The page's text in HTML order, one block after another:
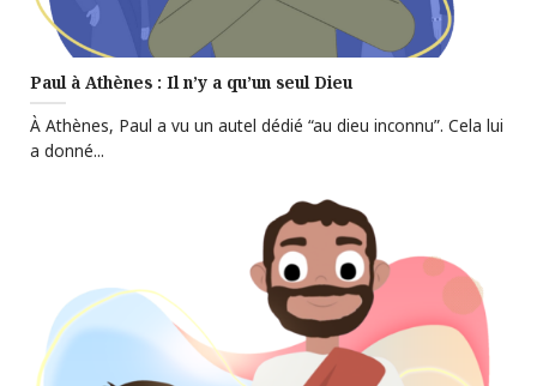
Paul à Athènes : Il n’y a qu’un seul Dieu
À Athènes, Paul a vu un autel dédié “au dieu inconnu”. Cela lui
a donné...